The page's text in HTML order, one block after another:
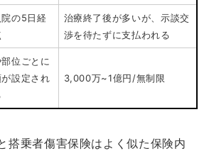
の5日経
治療終了後が多いが、示談交
渉を待たずに支払われる
位ごとに
設定され
3,000万~1億円/無制限
搭乗者傷害保険はよく似た保険内